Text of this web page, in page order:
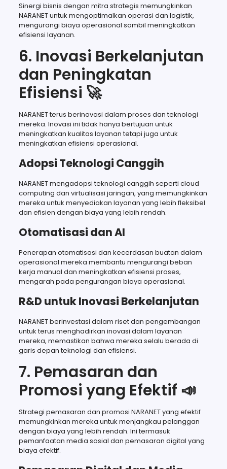
Sinergi bisnis dengan mitra strategis memungkinkan
NARANET untuk mengoptimalkan operasi dan logistik,
mengurangi biaya operasional sambil meningkatkan
efisiensi layanan.
6. Inovasi Berkelanjutan
dan Peningkatan
Efisiensi 🚀
NARANET terus berinovasi dalam proses dan teknologi
mereka. Inovasi ini tidak hanya bertujuan untuk
meningkatkan kualitas layanan tetapi juga untuk
meningkatkan efisiensi operasional.
Adopsi Teknologi Canggih
NARANET mengadopsi teknologi canggih seperti cloud
computing dan virtualisasi jaringan, yang memungkinkan
mereka untuk menyediakan layanan yang lebih fleksibel
dan efisien dengan biaya yang lebih rendah.
Otomatisasi dan AI
Penerapan otomatisasi dan kecerdasan buatan dalam
operasional mereka membantu mengurangi beban
kerja manual dan meningkatkan efisiensi proses,
mengarah pada pengurangan biaya operasional.
R&D untuk Inovasi Berkelanjutan
NARANET berinvestasi dalam riset dan pengembangan
untuk terus menghadirkan inovasi dalam layanan
mereka, memastikan bahwa mereka selalu berada di
garis depan teknologi dan efisiensi.
7. Pemasaran dan
Promosi yang Efektif 📣
Strategi pemasaran dan promosi NARANET yang efektif
memungkinkan mereka untuk menjangkau pelanggan
dengan biaya yang lebih rendah. Ini termasuk
pemanfaatan media sosial dan pemasaran digital yang
biaya efektif.